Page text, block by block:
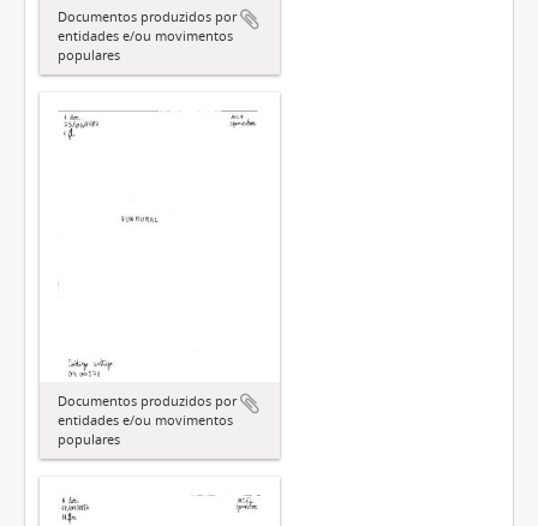
Documentos produzidos por
entidades e/ou movimentos
populares
Documentos produzidos por
entidades e/ou movimentos
populares